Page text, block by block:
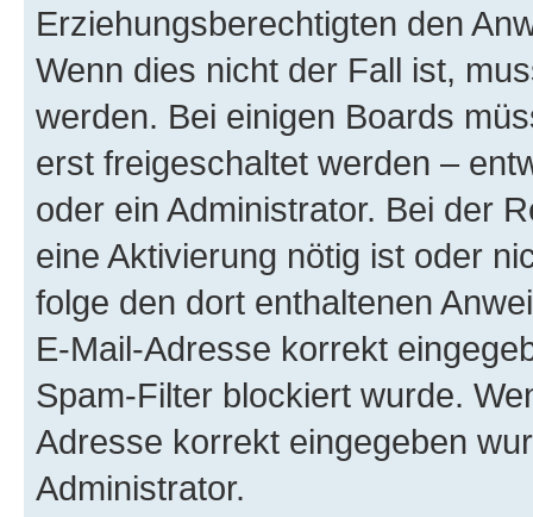
Erziehungsberechtigten den
Wenn dies nicht der Fall ist,
werden. Bei einigen Boards
erst freigeschaltet werden –
oder ein Administrator. Bei der
eine Aktivierung nötig ist oder
folge den dort enthaltenen
E-Mail-Adresse korrekt
Spam-Filter blockiert wurde.
Adresse korrekt eingegeben
Administrator.